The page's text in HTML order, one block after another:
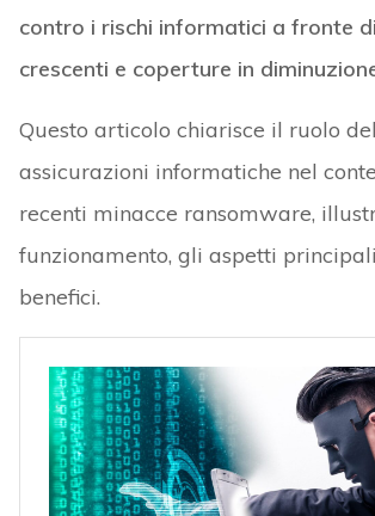
contro i rischi informatici a fronte
crescenti e coperture in
Questo articolo chiarisce il ruolo
assicurazioni informatiche nel
recenti minacce ransomware,
funzionamento, gli aspetti
benefici.